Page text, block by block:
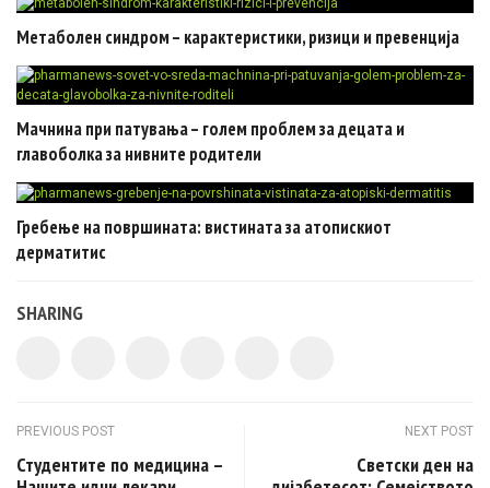
Метаболен синдром – карактеристики, ризици и превенција
Мачнина при патувања – голем проблем за децата и
главоболка за нивните родители
Гребење на површината: вистината за атопискиот
дерматитис
SHARING
Post navigation
PREVIOUS POST
Студентите по медицина –
NEXT POST
Светски ден на